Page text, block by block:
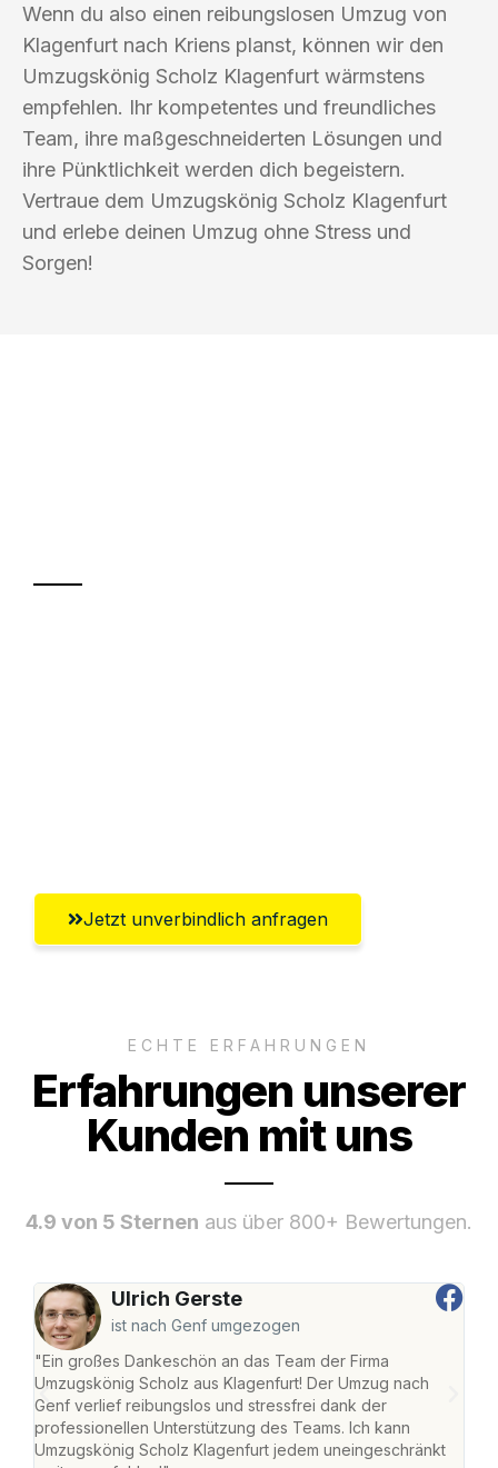
Wenn du also einen reibungslosen Umzug von
Klagenfurt nach Kriens planst, können wir den
Umzugskönig Scholz Klagenfurt wärmstens
empfehlen. Ihr kompetentes und freundliches
Team, ihre maßgeschneiderten Lösungen und
ihre Pünktlichkeit werden dich begeistern.
Vertraue dem Umzugskönig Scholz Klagenfurt
und erlebe deinen Umzug ohne Stress und
Sorgen!
Jetzt unverbindlich anfragen
ECHTE ERFAHRUNGEN
Erfahrungen unserer
Kunden mit uns
4.9 von 5 Sternen aus über 800+ Bewertungen.
Ulrich Gerste
ist nach Genf umgezogen
"Ein großes Dankeschön an das Team der Firma
Umzugskönig Scholz aus Klagenfurt! Der Umzug nach
Genf verlief reibungslos und stressfrei dank der
professionellen Unterstützung des Teams. Ich kann
Umzugskönig Scholz Klagenfurt jedem uneingeschränkt